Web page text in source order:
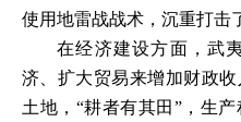
使用地雷战战术，沉重打击
在经济建设方面，武
济、扩大贸易来增加财政
土地，“耕者有其田”，生